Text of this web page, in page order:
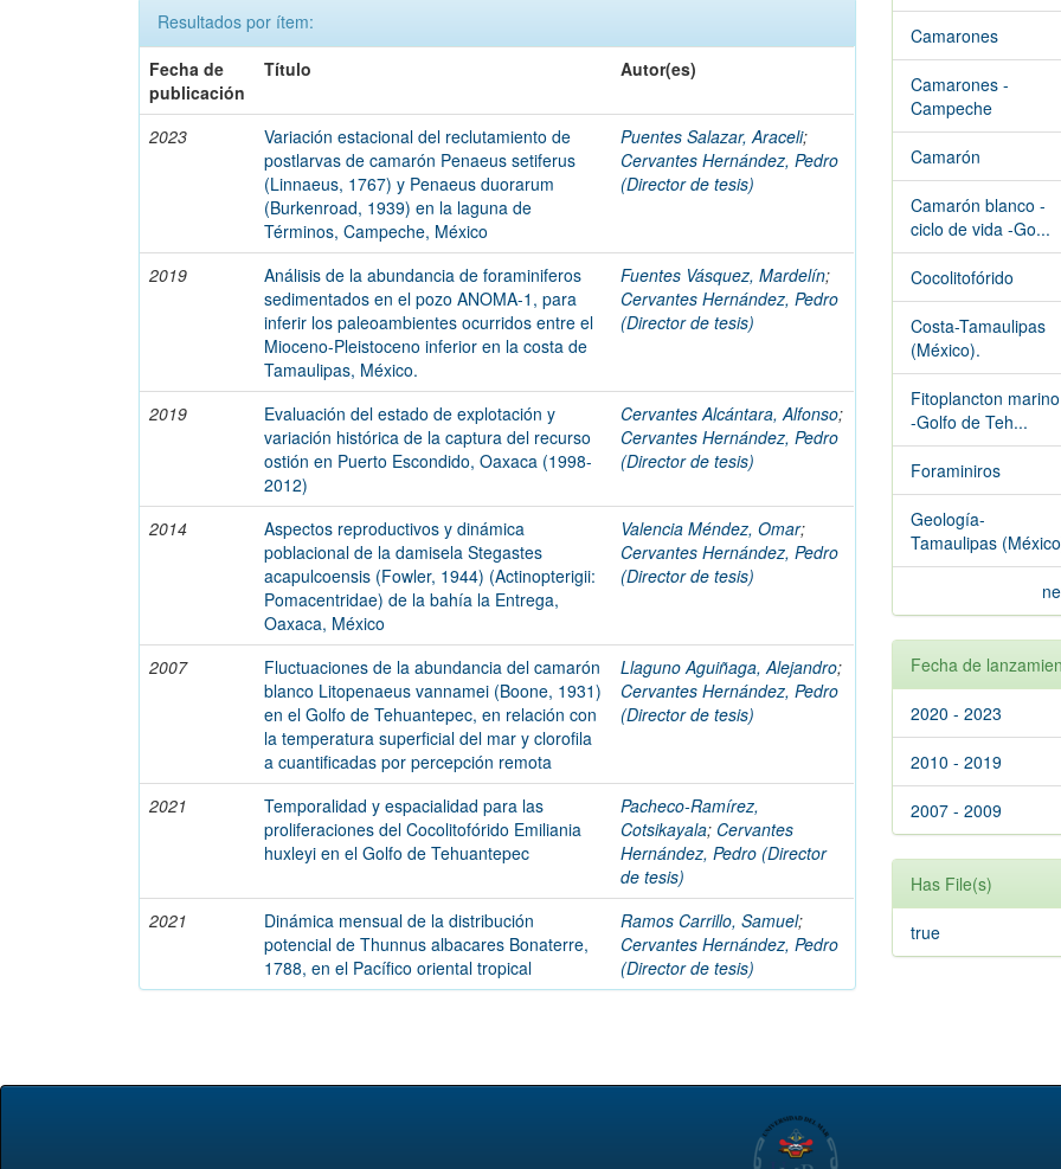
Resultados por ítem:
Fecha de
publicación
Título Autor(es)
2023
Variación estacional del reclutamiento de
postlarvas de camarón Penaeus setiferus
(Linnaeus, 1767) y Penaeus duorarum
(Burkenroad, 1939) en la laguna de
Términos, Campeche, México
Puentes Salazar, Araceli;
Cervantes Hernández, Pedro
(Director de tesis)
2019
Análisis de la abundancia de foraminiferos
sedimentados en el pozo ANOMA-1, para
inferir los paleoambientes ocurridos entre el
Mioceno-Pleistoceno inferior en la costa de
Tamaulipas, México.
Fuentes Vásquez, Mardelín;
Cervantes Hernández, Pedro
(Director de tesis)
2019
Evaluación del estado de explotación y
variación histórica de la captura del recurso
ostión en Puerto Escondido, Oaxaca (1998-
2012)
Cervantes Alcántara, Alfonso;
Cervantes Hernández, Pedro
(Director de tesis)
2014
Aspectos reproductivos y dinámica
poblacional de la damisela Stegastes
acapulcoensis (Fowler, 1944) (Actinopterigii:
Pomacentridae) de la bahía la Entrega,
Oaxaca, México
Valencia Méndez, Omar;
Cervantes Hernández, Pedro
(Director de tesis)
2007
Fluctuaciones de la abundancia del camarón
blanco Litopenaeus vannamei (Boone, 1931)
en el Golfo de Tehuantepec, en relación con
la temperatura superficial del mar y clorofila
a cuantificadas por percepción remota
Llaguno Aguiñaga, Alejandro;
Cervantes Hernández, Pedro
(Director de tesis)
2021
Temporalidad y espacialidad para las
proliferaciones del Cocolitofórido Emiliania
huxleyi en el Golfo de Tehuantepec
Pacheco-Ramírez,
Cotsikayala; Cervantes
Hernández, Pedro (Director
de tesis)
2021
Dinámica mensual de la distribución
potencial de Thunnus albacares Bonaterre,
1788, en el Pacífico oriental tropical
Ramos Carrillo, Samuel;
Cervantes Hernández, Pedro
(Director de tesis)
Camarones
Camarones -
Campeche
Camarón
Camarón blanco -
ciclo de vida -Go...
Cocolitofórido
Costa-Tamaulipas
(México).
Fitoplancton marino
-Golfo de Teh...
Foraminiros
Geología-
Tamaulipas
Fecha de
2020 - 2023
2010 - 2019
2007 - 2009
Has File(s)
true